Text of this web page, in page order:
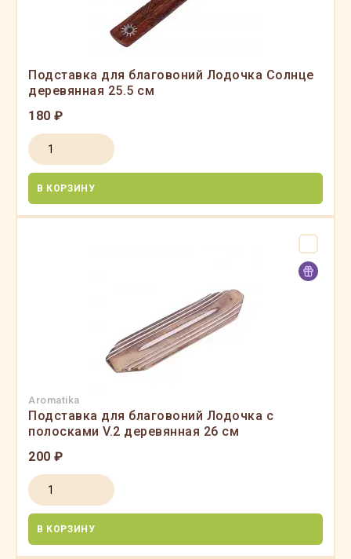
Подставка для благовоний Лодочка Солнце
деревянная 25.5 см
180 ₽
В КОРЗИНУ
Aromatika
Подставка для благовоний Лодочка с
полосками V.2 деревянная 26 см
200 ₽
В КОРЗИНУ